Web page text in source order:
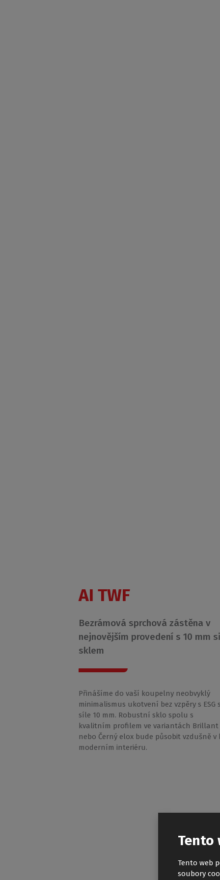
AI TWF
Bezrámová sprchová zástěna v
nejnovějším provedení s 10 mm
sklem
Přinášíme do vaší koupelny neobvyklý
minimalismus ukotvení bez vzpěry s ESG
síle 10 mm. Robustní sklo spolu s
kvalitním profilem ve variantách Brillant
nebo Černý elox bude působit vzdušně v
moderním interiéru.
Tento
Tento web
soubory